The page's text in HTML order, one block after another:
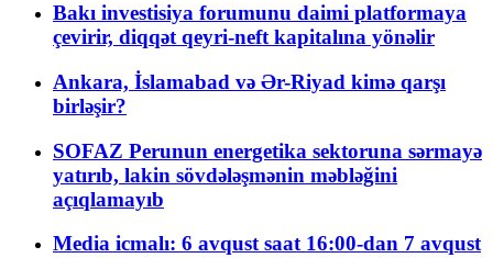
Bakı investisiya forumunu daimi platformaya
çevirir, diqqət qeyri-neft kapitalına yönəlir
Ankara, İslamabad və Ər-Riyad kimə qarşı
birləşir?
SOFAZ Perunun energetika sektoruna sərmayə
yatırıb, lakin sövdələşmənin məbləğini
açıqlamayıb
Media icmalı: 6 avqust saat 16:00-dan 7 avqust